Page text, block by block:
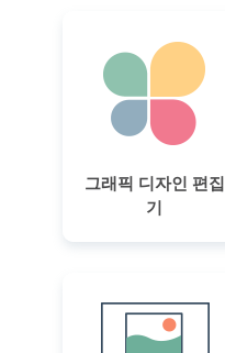
그래픽 디자인 편집
기